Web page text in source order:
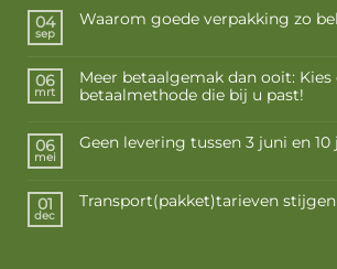
04
sep
Waarom goede verpakking zo
06
mrt
Meer betaalgemak dan ooit: Kies
betaalmethode die bij u past!
06
mei
Geen levering tussen 3 juni en 10
01
dec
Transport(pakket)tarieven